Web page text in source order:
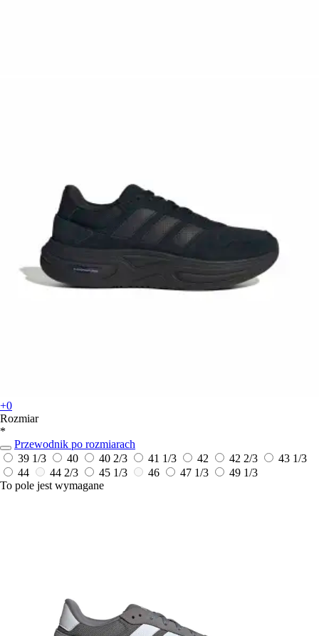
+0
Rozmiar
*
Przewodnik po rozmiarach
39 1/3
40 40 2/3 41 1/3 42 42 2/3
43 1/3
44
44 2/3 45 1/3 46 47 1/3
49 1/3
To pole jest wymagane